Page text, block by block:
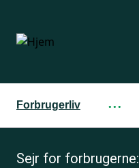
hovedindhold
Forbrugerliv ···
Sejr for forbrugerne: